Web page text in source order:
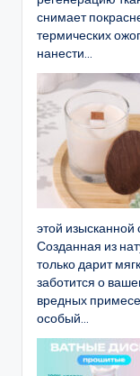
снимает
термических
нанести...
этой изысканной
Созданная из
только дарит
заботится о
вредных
особый...